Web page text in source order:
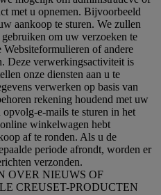
met u opnemen. Bijvoorbeeld
aankoop te sturen. We zullen
om uw verzoeken te
of andere
Deze verwerkingsactiviteit is
onze diensten aan u te
verwerken op basis van
rekening houdend met uw
e-mails te sturen in het
winkelwagen hebt
af te ronden. Als u de
periode afrondt, worden er
verzonden.
OVER NIEUWS OF
CREUSET-PRODUCTEN